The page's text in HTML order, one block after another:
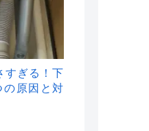
すぎる！下
原因と対